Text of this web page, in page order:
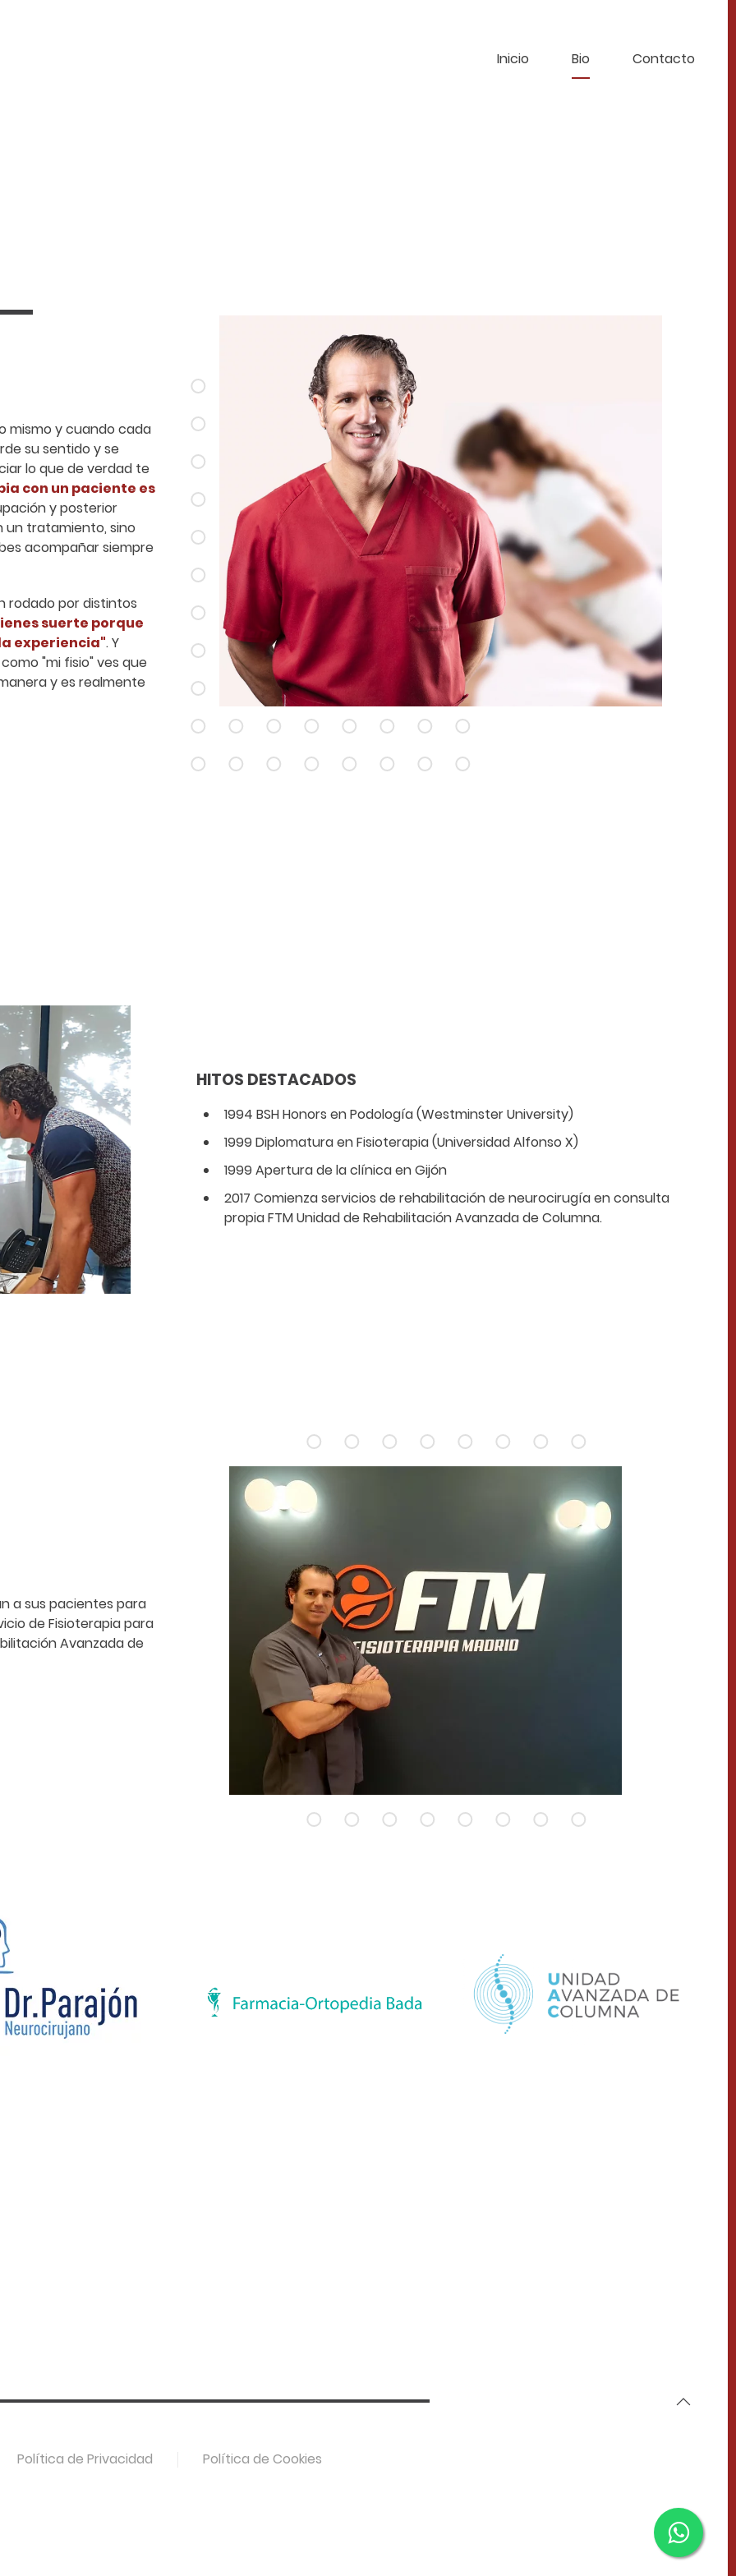
Inicio Bio Contacto
mismo y cuando cada
su sentido y se
lo que de verdad te
con un paciente es
y posterior
un tratamiento, sino
acompañar siempre
rodado por distintos
suerte porque
experiencia". Y
"mi fisio" ves que
y es realmente
HITOS DESTACADOS
1994 BSH Honors en Podología (Westminster University)
1999 Diplomatura en Fisioterapia (Universidad Alfonso X)
1999 Apertura de la clínica en Gijón
2017 Comienza servicios de rehabilitación de neurocirugía en consulta
propia FTM Unidad de Rehabilitación Avanzada de Columna.
a sus pacientes para
de Fisioterapia para
Avanzada de
Política de Privacidad Política de Cookies